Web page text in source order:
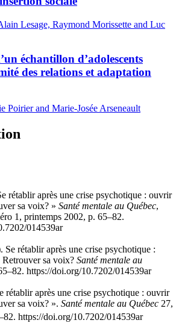
Lesage, Raymond Morissette and Luc
échantillon d’adolescents
des relations et adaptation
Poirier and Marie-Josée Arseneault
rétablir après une crise psychotique : ouvrir
sa voix? » Santé mentale au Québec,
1, printemps 2002, p. 65–82.
014539ar
rétablir après une crise psychotique :
sa voix? Santé mentale au
https://doi.org/10.7202/014539ar
rétablir après une crise psychotique : ouvrir
sa voix? ». Santé mentale au Québec 27,
https://doi.org/10.7202/014539ar